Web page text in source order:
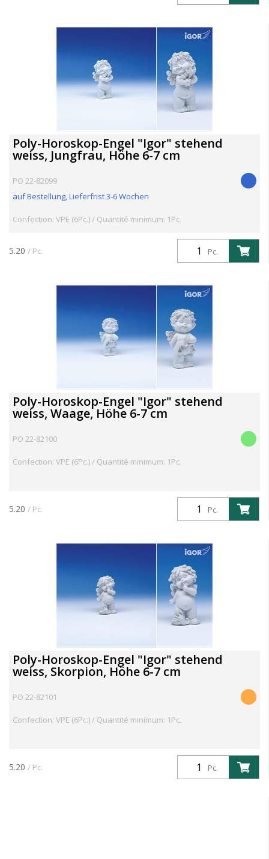
Poly-Horoskop-Engel "Igor" stehend
weiss, Jungfrau, Höhe 6-7 cm
PO 22-82099
auf Bestellung, Lieferfrist 3-6 Wochen
Confection: VPE (6Pc.) / Quantité minimum: 1Pc.
Pc.
5.20 / Pc.
Poly-Horoskop-Engel "Igor" stehend
weiss, Waage, Höhe 6-7 cm
PO 22-82100
Confection: VPE (6Pc.) / Quantité minimum: 1Pc.
Pc.
5.20 / Pc.
Poly-Horoskop-Engel "Igor" stehend
weiss, Skorpion, Höhe 6-7 cm
PO 22-82101
Confection: VPE (6Pc.) / Quantité minimum: 1Pc.
Pc.
5.20 / Pc.